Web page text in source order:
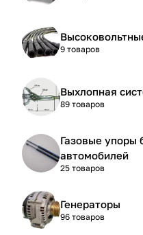
9 товаров
Выхлопная
89 товаров
Газовые упоры
автомобилей
25 товаров
Генераторы
96 товаров